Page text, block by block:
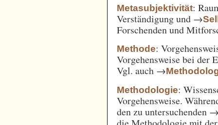
Metasubjektivität:
Verständigung und →
Forschenden und
Methode:
Vorgehensweise bei der
Vgl. auch →
Methodologie:
Vorgehensweise.
den zu untersuchenden